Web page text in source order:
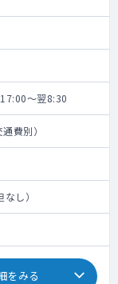
～翌8:30
費別）
し）
をみる